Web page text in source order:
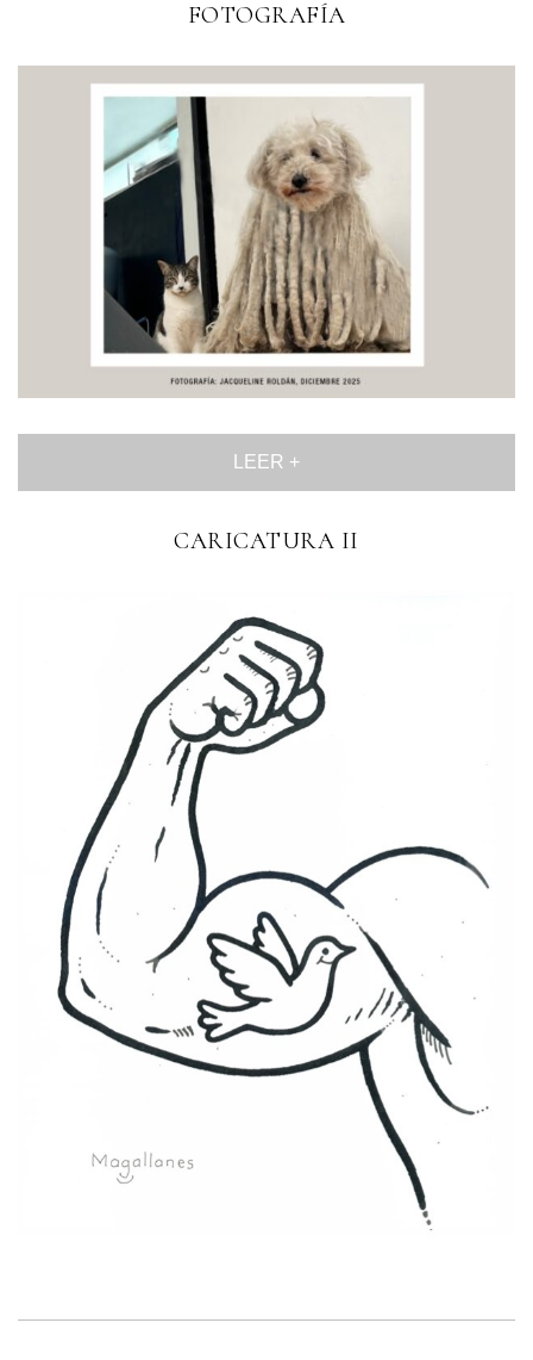
FOTOGRAFÍA
LEER +
CARICATURA II